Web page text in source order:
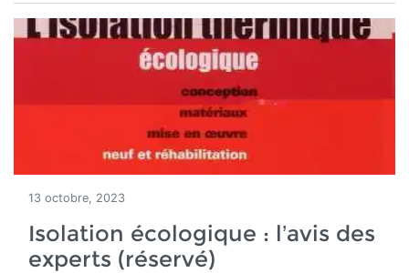
13 octobre, 2023
Isolation écologique : l’avis des
experts (réservé)